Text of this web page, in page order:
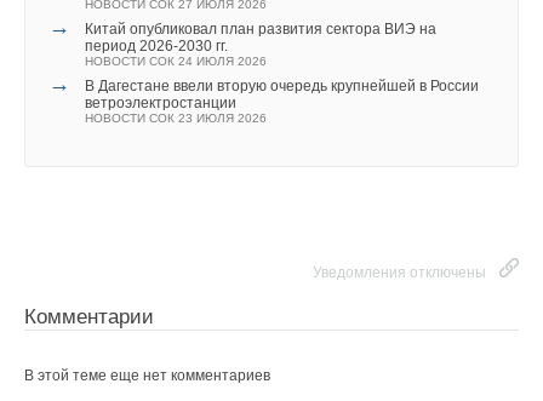
НОВОСТИ СОК 27 ИЮЛЯ 2026
→
Китай опубликовал план развития сектора ВИЭ на
период 2026-2030 гг.
НОВОСТИ СОК 24 ИЮЛЯ 2026
→
В Дагестане ввели вторую очередь крупнейшей в России
ветроэлектростанции
НОВОСТИ СОК 23 ИЮЛЯ 2026
Уведомления отключены
Комментарии
В этой теме еще нет комментариев